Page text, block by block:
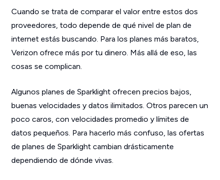
Cuando se trata de comparar el valor entre estos dos
proveedores, todo depende de qué nivel de plan de
internet estás buscando. Para los planes más baratos,
Verizon ofrece más por tu dinero. Más allá de eso, las
cosas se complican.
Algunos planes de Sparklight ofrecen precios bajos,
buenas velocidades y datos ilimitados. Otros parecen un
poco caros, con velocidades promedio y límites de
datos pequeños. Para hacerlo más confuso, las ofertas
de planes de Sparklight cambian drásticamente
dependiendo de dónde vivas.